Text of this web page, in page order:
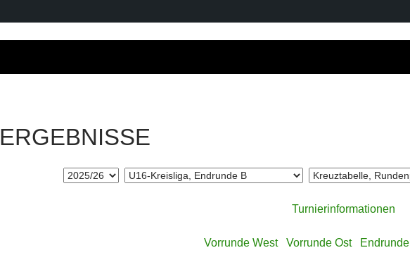
ERGEBNISSE
Turnierinformationen
Vorrunde West Vorrunde Ost Endrunde